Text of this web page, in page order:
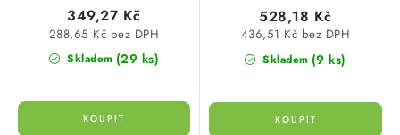
Skladem (29 ks)
288,65 Kč bez DPH
349,27 Kč
Skladem (9 ks)
436,51 Kč bez DPH
528,18 Kč